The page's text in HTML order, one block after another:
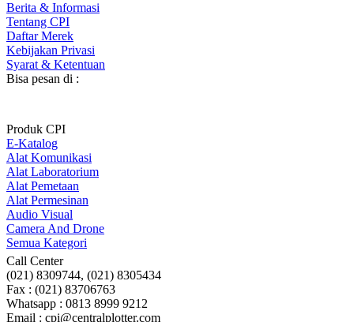
Berita & Informasi
Tentang CPI
Daftar Merek
Kebijakan Privasi
Syarat & Ketentuan
Bisa pesan di :
Produk CPI
E-Katalog
Alat Komunikasi
Alat Laboratorium
Alat Pemetaan
Alat Permesinan
Audio Visual
Camera And Drone
Semua Kategori
Call Center
(021) 8309744, (021) 8305434
Fax : (021) 83706763
Whatsapp : 0813 8999 9212
Email : cpi@centralplotter.com